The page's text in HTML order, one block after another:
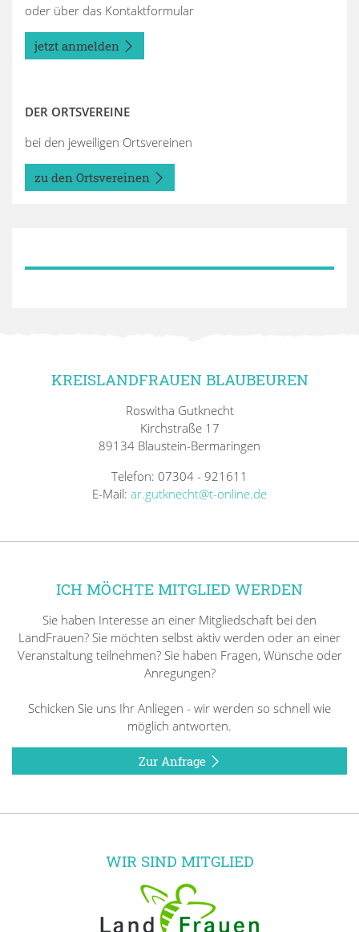
oder über das Kontaktformular
jetzt anmelden
DER ORTSVEREINE
bei den jeweiligen Ortsvereinen
zu den Ortsvereinen
KREISLANDFRAUEN BLAUBEUREN
Roswitha Gutknecht
Kirchstraße 17
89134 Blaustein-Bermaringen
Telefon: 07304 - 921611
E-Mail: ar.gutknecht@t-online.de
ICH MÖCHTE MITGLIED WERDEN
Sie haben Interesse an einer Mitgliedschaft bei den
LandFrauen? Sie möchten selbst aktiv werden oder an einer
Veranstaltung teilnehmen? Sie haben Fragen, Wünsche oder
Anregungen?
Schicken Sie uns Ihr Anliegen - wir werden so schnell wie
möglich antworten.
Zur Anfrage
WIR SIND MITGLIED